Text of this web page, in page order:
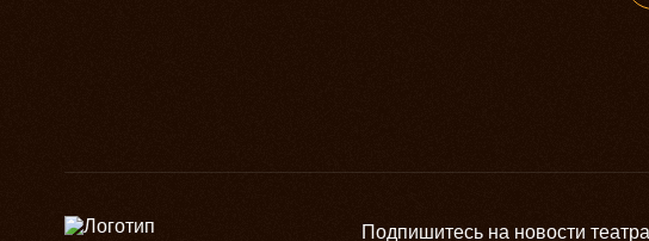
Подпишитесь на новости театра